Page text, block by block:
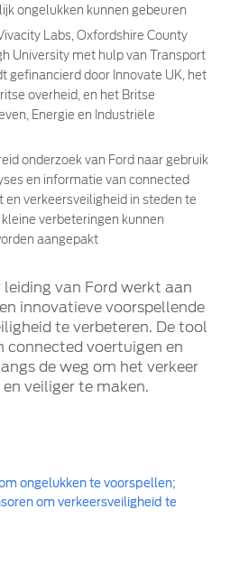
ongelukken kunnen gebeuren
Labs, Oxfordshire County
University met hulp van Transport
gefinancierd door Innovate UK, het
overheid, en het Britse
Energie en Industriële
onderzoek van Ford naar gebruik
en informatie van connected
verkeersveiligheid in steden te
verbeteringen kunnen
aangepakt
van Ford werkt aan
innovatieve voorspellende
te verbeteren. De tool
connected voertuigen en
de weg om het verkeer
veiliger te maken.
ongelukken te voorspellen;
om verkeersveiligheid te